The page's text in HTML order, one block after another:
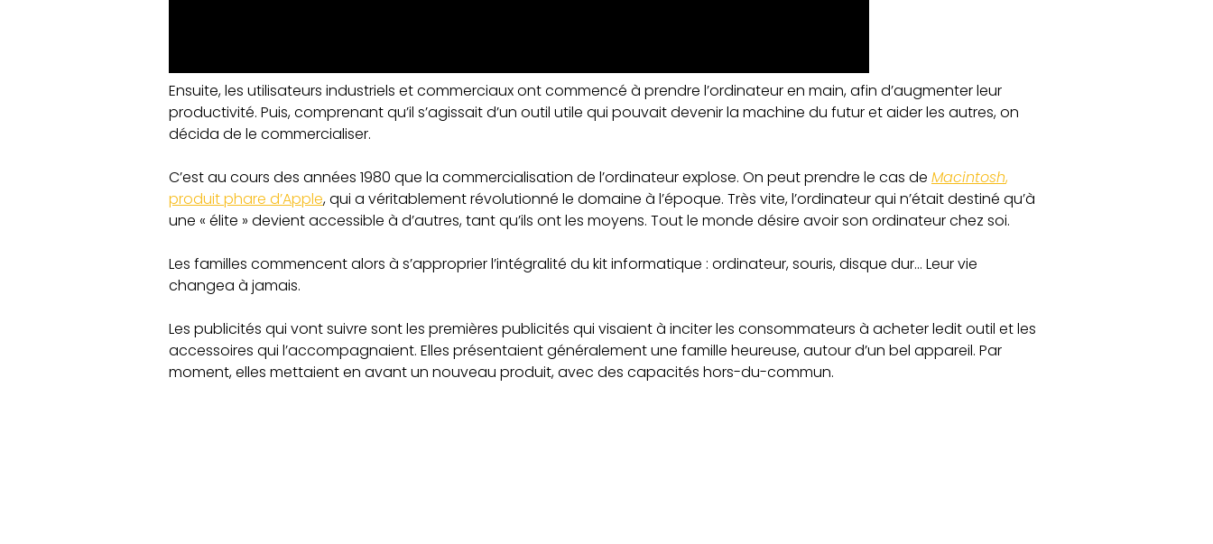
Ensuite, les utilisateurs industriels et commerciaux ont commencé à prendre l’ordinateur en main, afin d’augmenter leur
productivité. Puis, comprenant qu’il s’agissait d’un outil utile qui pouvait devenir la machine du futur et aider les autres, on
décida de le commercialiser.
C’est au cours des années 1980 que la commercialisation de l’ordinateur explose. On peut prendre le cas de Macintosh,
produit phare d’Apple, qui a véritablement révolutionné le domaine à l’époque. Très vite, l’ordinateur qui n’était destiné qu’à
une « élite » devient accessible à d’autres, tant qu’ils ont les moyens. Tout le monde désire avoir son ordinateur chez soi.
Les familles commencent alors à s’approprier l’intégralité du kit informatique : ordinateur, souris, disque dur… Leur vie
changea à jamais.
Les publicités qui vont suivre sont les premières publicités qui visaient à inciter les consommateurs à acheter ledit outil et les
accessoires qui l’accompagnaient. Elles présentaient généralement une famille heureuse, autour d’un bel appareil. Par
moment, elles mettaient en avant un nouveau produit, avec des capacités hors-du-commun.